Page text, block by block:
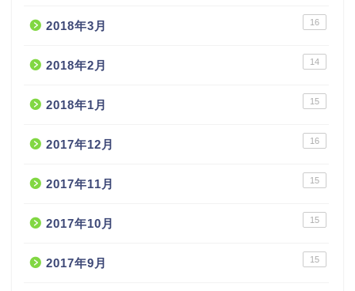
2018年3月 16
2018年2月 14
2018年1月 15
2017年12月 16
2017年11月 15
2017年10月 15
2017年9月 15